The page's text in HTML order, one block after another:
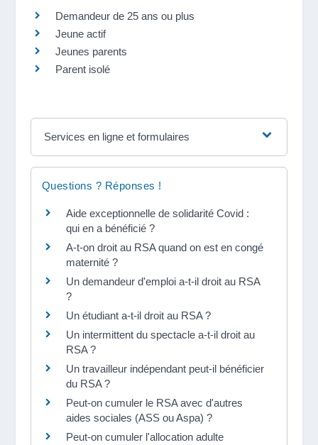
Demandeur de 25 ans ou plus
Jeune actif
Jeunes parents
Parent isolé
Services en ligne et formulaires
Questions ? Réponses !
Aide exceptionnelle de solidarité Covid :
qui en a bénéficié ?
A-t-on droit au RSA quand on est en congé
maternité ?
Un demandeur d'emploi a-t-il droit au RSA
?
Un étudiant a-t-il droit au RSA ?
Un intermittent du spectacle a-t-il droit au
RSA ?
Un travailleur indépendant peut-il bénéficier
du RSA ?
Peut-on cumuler le RSA avec d'autres
aides sociales (ASS ou Aspa) ?
Peut-on cumuler l'allocation adulte